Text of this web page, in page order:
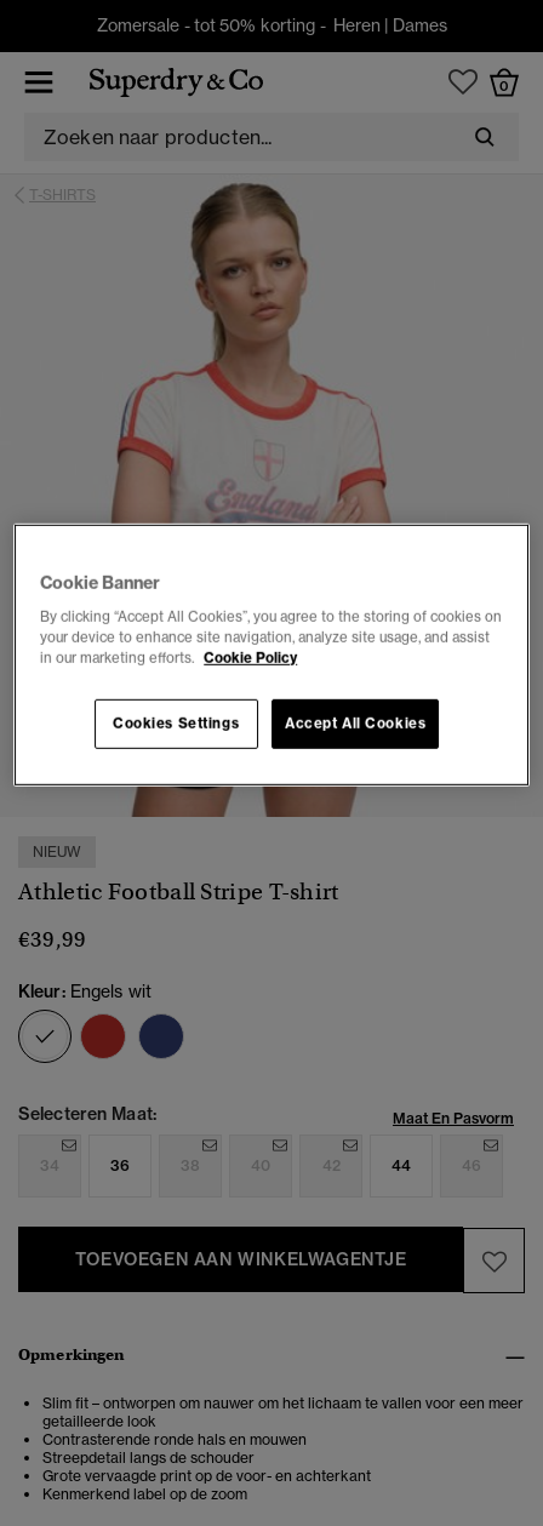
Zomersale - tot 50% korting - Heren | Dames
0
T-SHIRTS
1 2 3 4 5
NIEUW
Athletic Football Stripe T-shirt
€39,99
Kleur: Engels wit
geselecteerd
Selecteren Maat: Maat En Pasvorm
34 36 38 40 42 44 46
TOEVOEGEN AAN WINKELWAGENTJE
Opmerkingen
Slim fit – ontworpen om nauwer om het lichaam te vallen voor een meer
getailleerde look
Contrasterende ronde hals en mouwen
Streepdetail langs de schouder
Grote vervaagde print op de voor- en achterkant
Kenmerkend label op de zoom
Cookie Banner
By clicking “Accept All Cookies”, you agree to the storing of cookies on
your device to enhance site navigation, analyze site usage, and assist
in our marketing efforts. Cookie Policy
Cookies Settings Accept All Cookies